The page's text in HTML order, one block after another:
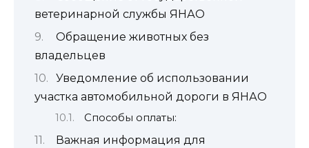
ветеринарной службы ЯНАО
Обращение животных без
владельцев
Уведомление об использовании
участка автомобильной дороги в ЯНАО
Способы оплаты:
Важная информация для